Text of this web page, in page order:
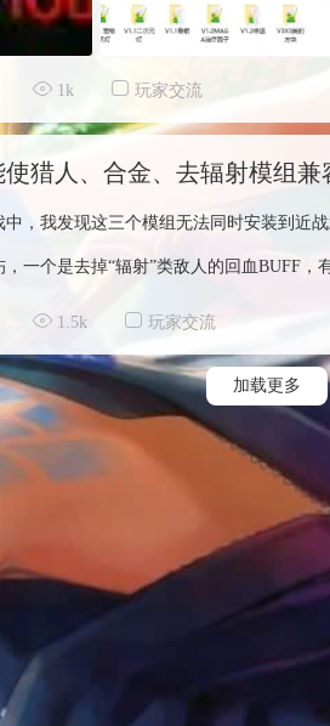
1k 玩家交流
猎人、合金、去辐射模组兼
，我发现这三个模组无法同时安装到近
一个是去掉“辐射”类敌人的回血BUFF，
1.5k 玩家交流
加载更多